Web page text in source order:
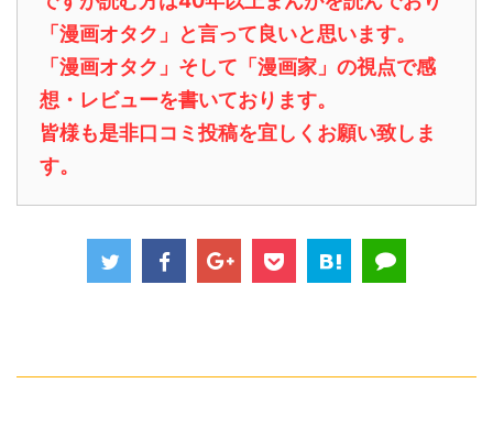
「漫画オタク」と言って良いと思います。
「漫画オタク」そして「漫画家」の視点で感
想・レビューを書いております。
皆様も是非口コミ投稿を宜しくお願い致しま
す。